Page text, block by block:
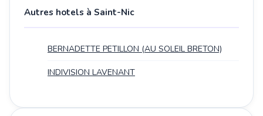
Autres hotels à Saint-Nic
BERNADETTE PETILLON (AU SOLEIL BRETON)
INDIVISION LAVENANT